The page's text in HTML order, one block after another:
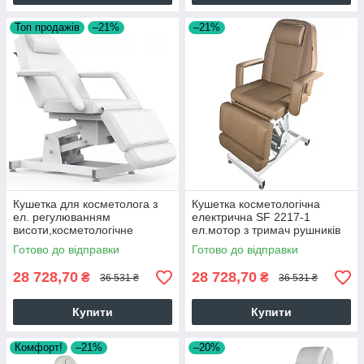
Топ продажів –21%
Кушетка для косметолога з
ел. регулюванням
висоти,косметологічне
крісло-кушетка (1эл.мотор)
колір-білий
Готово до відправки
28 728,70 ₴ 36 531 ₴
Купити
–21%
Кушетка косметологічна
електрична SF 2217-1
ел.мотор з тримач рушників
крісло кушетка медична
Готово до відправки
28 728,70 ₴ 36 531 ₴
Купити
Комфорт! –21% –20%